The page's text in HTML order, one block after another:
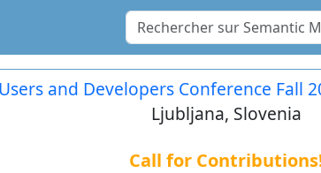
and Developers Conference Fall
Ljubljana, Slovenia
Call for